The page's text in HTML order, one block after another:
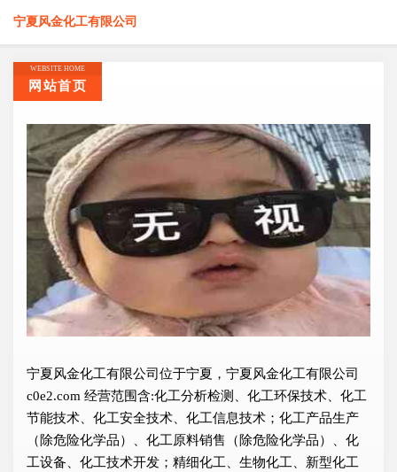
宁夏风金化工有限公司
WEBSITE HOME
网站首页
宁夏风金化工有限公司位于宁夏，宁夏风金化工有限公司
c0e2.com 经营范围含:化工分析检测、化工环保技术、化工
节能技术、化工安全技术、化工信息技术；化工产品生产
（除危险化学品）、化工原料销售（除危险化学品）、化
工设备、化工技术开发；精细化工、生物化工、新型化工